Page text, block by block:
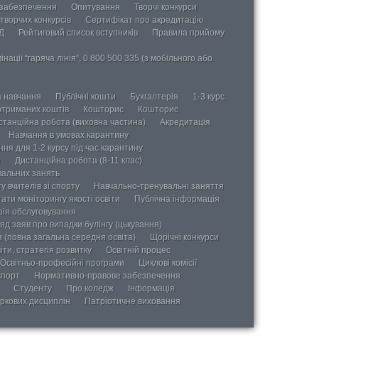
Опитування
Творчі конкурси
конкурсів
Сертифікат про акредитацію
Рейтиговий список вступників
Правила прийому
“гаряча лінія”, 0 800 500 335 (з мобільного або
навчання Публічні кошти Бухгалтерія
1-3 курс
коштів Кошторис
Кошторис
робота (виховна частина)
Акредитація
Навчання в умовах карантину
для 1-2 курсу під час карантину
Дистанційна робота (8-11 клас)
занять
зі спорту
Навчально-тренувальні заняття
моніторингу якості освіти
Публічна інформація
обслуговування
заяв про випадки булінгу (цькування)
(повна загальна середня освіта)
Щорічні конкурси
стратегія розвитку
Освітній процес
Освітньо-професійні програми
Циклові комісії
Нормативно-правове забезпечення
Студенту Про коледж
Інформація
дисциплін
Патріотичне виховання